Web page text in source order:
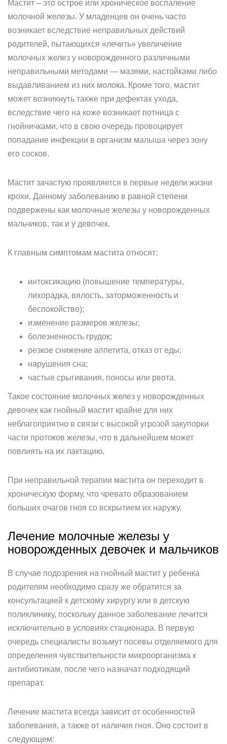
Мастит – это острое или хроническое воспаление
молочной железы. У младенцев он очень часто
возникает вследствие неправильных действий
родителей, пытающихся «лечить» увеличение
молочных желез у новорожденного различными
неправильными методами — мазями, настойками либо
выдавливанием из них молока. Кроме того, мастит
может возникнуть также при дефектах ухода,
вследствие чего на коже возникает потница с
гнойничками, что в свою очередь провоцирует
попадание инфекции в организм малыша через зону
его сосков.
Мастит зачастую проявляется в первые недели жизни
крохи. Данному заболеванию в равной степени
подвержены как молочные железы у новорожденных
мальчиков, так и у девочек.
К главным симптомам мастита относят:
интоксикацию (повышение температуры,
лихорадка, вялость, заторможенность и
беспокойство);
изменение размеров железы;
болезненность грудок;
резкое снижение аппетита, отказ от еды;
нарушения сна;
частые срыгивания, поносы или рвота.
Такое состояние молочных желез у новорожденных
девочек как гнойный мастит крайне для них
неблагоприятно в связи с высокой угрозой закупорки
части протоков железы, что в дальнейшем может
повлиять на их лактацию.
При неправильной терапии мастита он переходит в
хроническую форму, что чревато образованием
больших очагов гноя со вскрытием их наружу.
Лечение молочные железы у
новорожденных девочек и мальчиков
В случае подозрения на гнойный мастит у ребенка
родителям необходимо сразу же обратится за
консультацией к детскому хирургу или в детскую
поликлинику, поскольку данное заболевание лечится
исключительно в условиях стационара. В первую
очередь специалисты возьмут посевы отделяемого для
определения чувствительности микроорганизма к
антибиотикам, после чего назначат подходящий
препарат.
Лечение мастита всегда зависит от особенностей
заболевания, а также от наличия гноя. Оно состоит в
следующем: